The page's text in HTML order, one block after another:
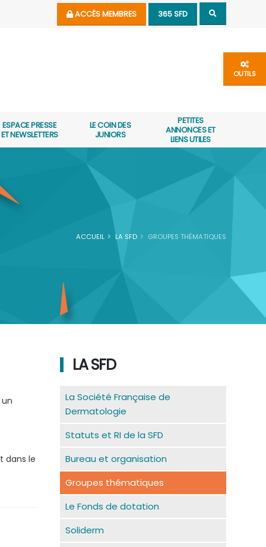
ACCÈS MEMBRES 365 SFD
ESPACE PRESSE
ET NEWSLETTERS
LE COIN DES
JUNIORS
PETITES
ANNONCES ET
LIENS UTILES
OUTILS
ACCUEIL LA SFD GROUPES THÉMATIQUES
dans le
LA SFD
La Société Française de
Dermatologie
Statuts et RI de la SFD
Bureau et organisation
Groupes thématiques
Le Fonds de dotation
Soliderm